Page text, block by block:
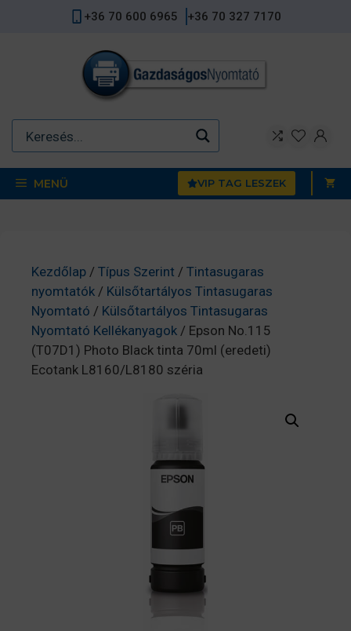
+36 70 600 6965 +36 70 327 7170
MENÜ VIP TAG LESZEK
Kezdőlap / Típus Szerint / Tintasugaras
nyomtatók / Külsőtartályos Tintasugaras
Nyomtató / Külsőtartályos Tintasugaras
Nyomtató Kellékanyagok / Epson No.115
(T07D1) Photo Black tinta 70ml (eredeti)
Ecotank L8160/L8180 széria